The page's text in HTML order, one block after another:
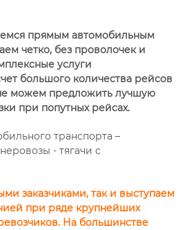
прямым автомобильным
четко, без проволочек и
услуги
большого количества рейсов
можем предложить лучшую
при попутных рейсах.
транспорта –
- тягачи с
заказчиками, так и выступаем
при ряде крупнейших
На большинстве